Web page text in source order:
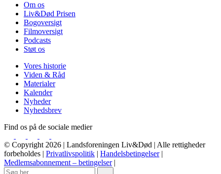
Om os
Liv&Død Prisen
Bogoversigt
Filmoversigt
Podcasts
Støt os
Vores historie
Viden & Råd
Materialer
Kalender
Nyheder
Nyhedsbrev
Find os på de sociale medier
© Copyright 2026 | Landsforeningen Liv&Død | Alle rettigheder
forbeholdes | Privatlivspolitik | Handelsbetingelser|
Medlemsabonnement – betingelser|